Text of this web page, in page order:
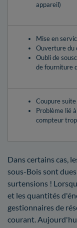
appareil)
Mise en
Ouverture du
Oubli de
de fourniture
Coupure
Problème lié
compteur
Dans certains cas,
sous-Bois sont
surtensions !
et les quantités
gestionnaires de
courant.